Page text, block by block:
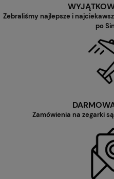
Zebraliśmy najlepsze i
po
Zamówienia na zegarki